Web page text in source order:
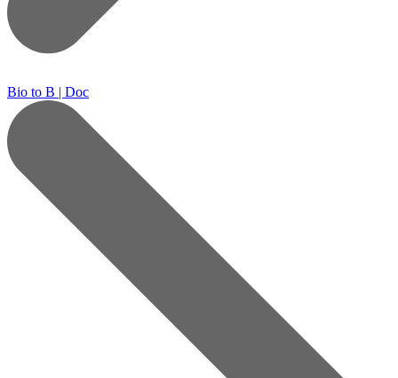
Bio to B | Doc